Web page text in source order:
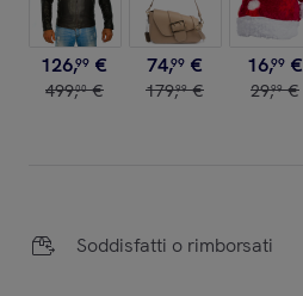
126,99 €
499,00 €
74,99 €
179,99 €
16,99 €
29,99 €
Soddisfatti o rimborsati